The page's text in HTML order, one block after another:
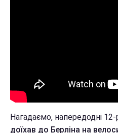
Нагадаємо, напередодні
доїхав до Берліна на